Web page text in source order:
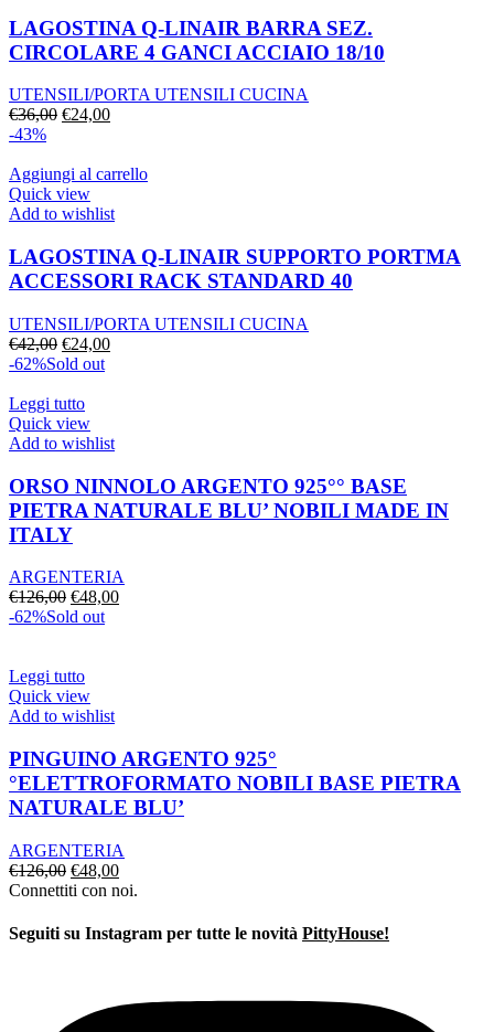
LAGOSTINA Q-LINAIR BARRA SEZ.
CIRCOLARE 4 GANCI ACCIAIO 18/10
UTENSILI/PORTA UTENSILI CUCINA
€36,00 Il
era:
€36,00.
€24,00Il
è:
-43%
Aggiungi al carrello
Quick view
Add to wishlist
LAGOSTINA Q-LINAIR SUPPORTO PORTMA
ACCESSORI RACK STANDARD 40
UTENSILI/PORTA UTENSILI CUCINA
€42,00 Il
prezzo
era:
€42,00.
€24,00Il
-62%Sold out
Leggi tutto
Quick view
Add to wishlist
ORSO NINNOLO ARGENTO 925°° BASE
PIETRA NATURALE BLU’ NOBILI MADE IN
ITALY
ARGENTERIA
€126,00 Il
prezzo
€126,00.
€48,00Il
-62%Sold out
Leggi tutto
Quick view
Add to wishlist
PINGUINO ARGENTO 925°
°ELETTROFORMATO NOBILI BASE PIETRA
NATURALE BLU’
ARGENTERIA
€126,00 Il
prezzo
era:
€126,00.
€48,00Il
prezzo
è:
€48,00.
Connettiti con noi.
Seguiti su Instagram per tutte le novità PittyHouse!